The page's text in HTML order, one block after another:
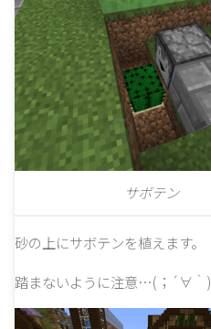
サボテン
砂の上にサボテンを植えます。
踏まないように注意…(；´∀｀)